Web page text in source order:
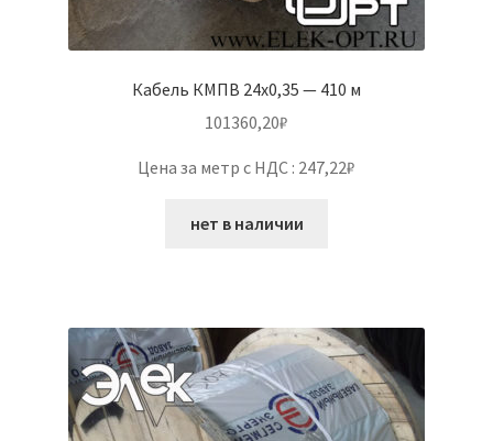
Кабель КМПВ 24х0,35 — 410 м
101360,20₽
Цена за метр с НДС : 247,22₽
нет в наличии